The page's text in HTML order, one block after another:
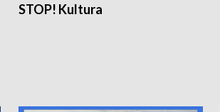
STOP! Kultura